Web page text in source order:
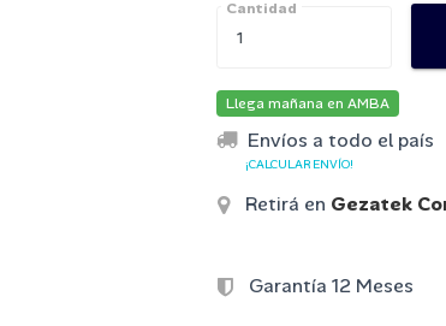
Cantidad
Llega mañana en AMBA
Envíos a todo el país
¡CALCULAR ENVÍO!
Retirá en Gezatek
Garantía 12 Meses